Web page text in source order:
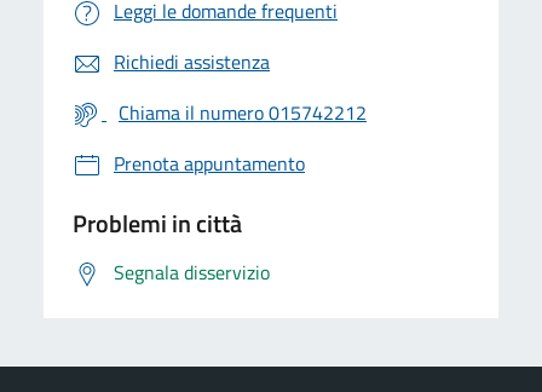
Leggi le domande frequenti
Richiedi assistenza
Chiama il numero 015742212
Prenota appuntamento
Problemi in città
Segnala disservizio